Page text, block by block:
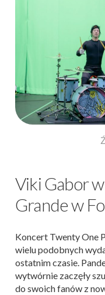
Viki Gabor
Grande w
Koncert Twenty One
wielu podobnych
ostatnim czasie.
wytwórnie zaczęły
do swoich fanów z